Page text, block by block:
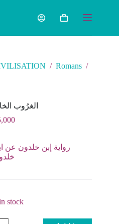
/ Romans /
الغرُوب
رواية إبن خلدون عن
stock